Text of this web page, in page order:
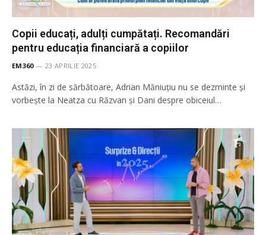
Copii educați, adulți cumpătați. Recomandări
pentru educația financiară a copiilor
EM360 23 APRILIE 2025
Astăzi, în zi de sărbătoare, Adrian Măniuțiu nu se dezminte și
vorbește la Neatza cu Răzvan și Dani despre obiceiul…